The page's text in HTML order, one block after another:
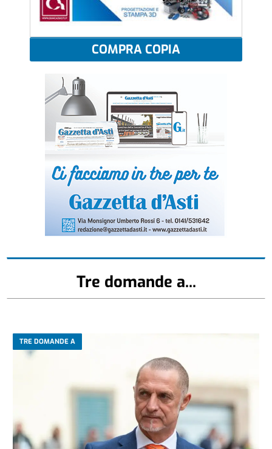
COMPRA COPIA
Tre domande a...
TRE DOMANDE A